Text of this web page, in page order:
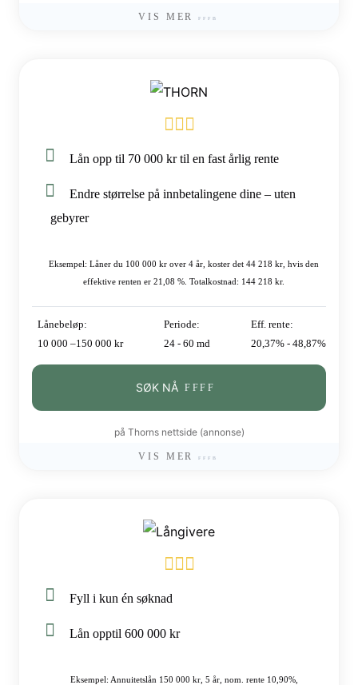
VIS MER
Lån opp til 70 000 kr til en fast årlig rente
Endre størrelse på innbetalingene dine – uten
gebyrer
Eksempel: Låner du 100 000 kr over 4 år, koster det 44 218 kr, hvis den
effektive renten er 21,08 %. Totalkostnad: 144 218 kr.
Lånebeløp:
10 000 –150 000 kr
Periode:
24 - 60 md
Eff. rente:
20,37% - 48,87%
SØK NÅ
på Thorns nettside (annonse)
VIS MER
Fyll i kun én søknad
Lån opptil 600 000 kr
Eksempel: Annuitetslån 150 000 kr, 5 år, nom. rente 10,90%,